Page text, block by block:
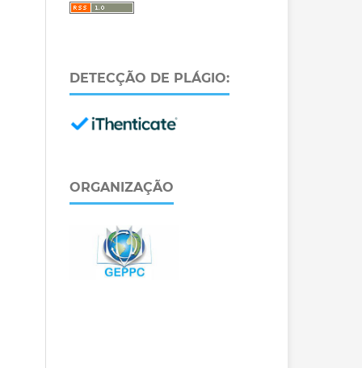
DETECÇÃO DE PLÁGIO:
ORGANIZAÇÃO